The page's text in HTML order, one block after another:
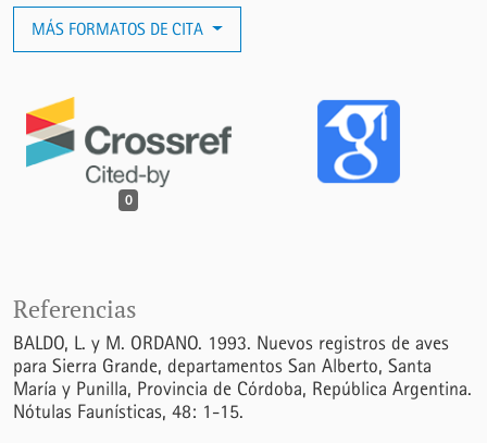
MÁS FORMATOS DE CITA
0
Referencias
BALDO, L. y M. ORDANO. 1993. Nuevos registros de aves
para Sierra Grande, departamentos San Alberto, Santa
María y Punilla, Provincia de Córdoba, República Argentina.
Nótulas Faunísticas, 48: 1-15.